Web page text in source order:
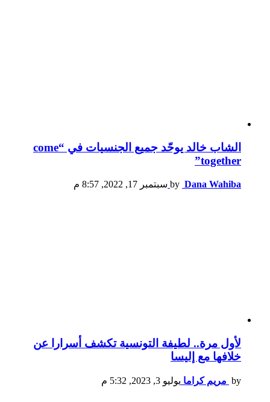
الشاب خالد يوحّد جميع الجنسيات في “come
together”
by Dana Wahiba سبتمبر 17, 2022, 8:57 م
لأول مرة.. لطيفة التونسية تكشف أسرارا عن
خلافها مع إليسا
by مريم كراما يوليو 3, 2023, 5:32 م